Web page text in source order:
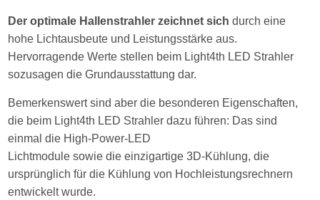
Der optimale Hallenstrahler zeichnet sichdurch eine
hohe Lichtausbeute und Leistungsstärke aus.
Hervorragende Werte stellen beim Light4th LED Strahler
sozusagen die Grundausstattung dar.
Bemerkenswert sind aber die besonderen Eigenschaften,
die beim Light4th LED Strahler dazu führen: Das sind
einmal die High-Power-LED
Lichtmodule sowie die einzigartige 3D-Kühlung, die
ursprünglich für die Kühlung von Hochleistungsrechnern
entwickelt wurde.